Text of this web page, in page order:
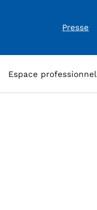
Presse
Espace professionnel